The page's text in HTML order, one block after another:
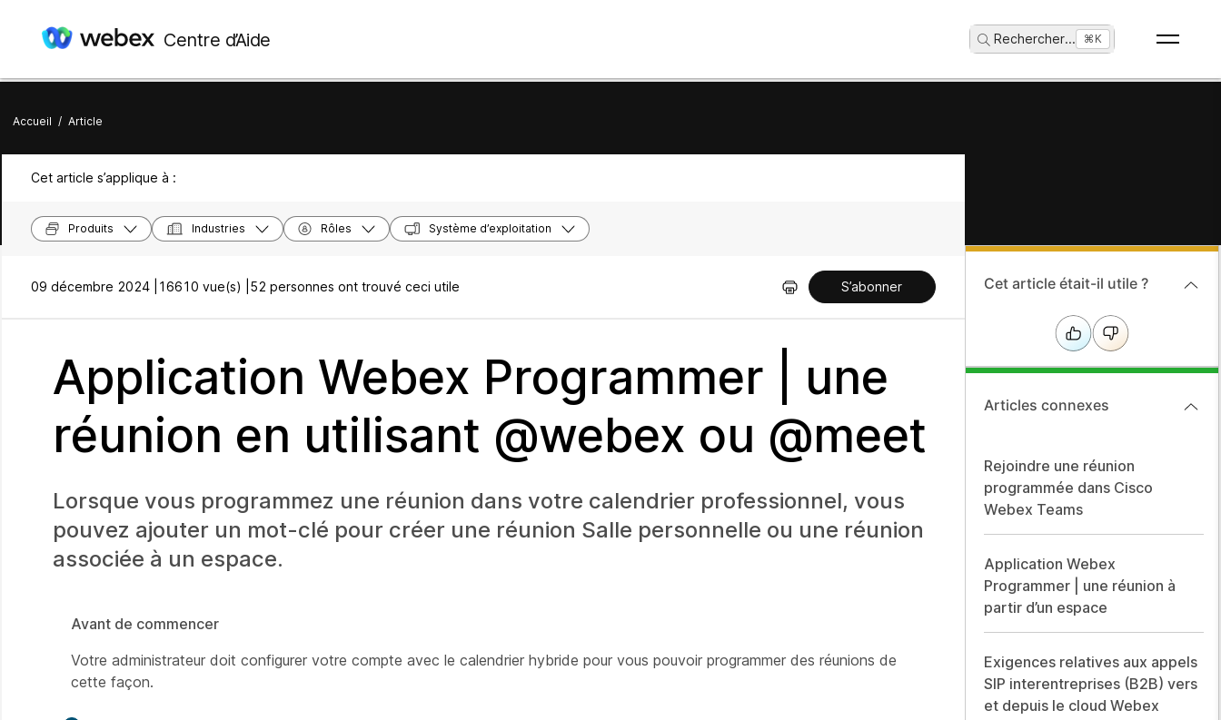
Centre d’Aide Rechercher... ⌘K
Accueil / Article
Cet article s’applique à :
Produits Industries Rôles Système d’exploitation
09 décembre 2024 | 16610 vue(s) | 52 personnes ont trouvé ceci utile S’abonner
Application Webex Programmer | une
réunion en utilisant @webex ou @meet
Lorsque vous programmez une réunion dans votre calendrier professionnel, vous
pouvez ajouter un mot-clé pour créer une réunion Salle personnelle ou une réunion
associée à un espace.
Avant de commencer
Votre administrateur doit configurer votre compte avec le calendrier hybride pour vous pouvoir programmer des réunions de
cette façon.
Cet article était-il utile ?
Articles connexes
Rejoindre une réunion
programmée dans Cisco
Webex Teams
Application Webex
Programmer | une réunion à
partir d’un espace
Exigences relatives aux appels
SIP interentreprises (B2B) vers
et depuis le cloud Webex